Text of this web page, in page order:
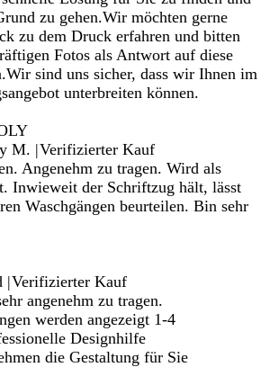
zu gehen.Wir möchten gerne
zu dem Druck erfahren und bitten
Fotos als Antwort auf diese
sind uns sicher, dass wir Ihnen im
unterbreiten können.
M. |Verifizierter Kauf
Angenehm zu tragen. Wird als
Inwieweit der Schriftzug hält, lässt
Waschgängen beurteilen. Bin sehr
|Verifizierter Kauf
angenehm zu tragen.
werden angezeigt 1-4
Designhilfe
die Gestaltung für Sie